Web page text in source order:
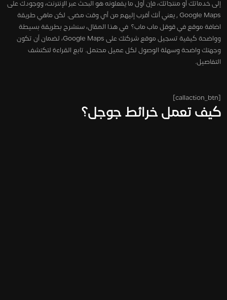
إلى خدماتك أو منتجاتك، فإن أول ما يفعلونه هو البحث عبر الإنترنت، ووجودك على
Google Maps , يعني أنك أقرب إليهم من أي وقت مضى. لكن ماهي طريقة
اضافة موقع في قوقل ماب ماب؟ في هذا المقال، سنشرح بطريقة بسيطة
وواضحة كيفية تسجيل موقع شركتك على Google Maps، لضمان أن تكون
وجهتك واضحة وسهلة الوصول لكل عميل محتمل. تابع القراءة لتكتشف
التفاصيل.
كيف تعمل خرائط جوجل؟